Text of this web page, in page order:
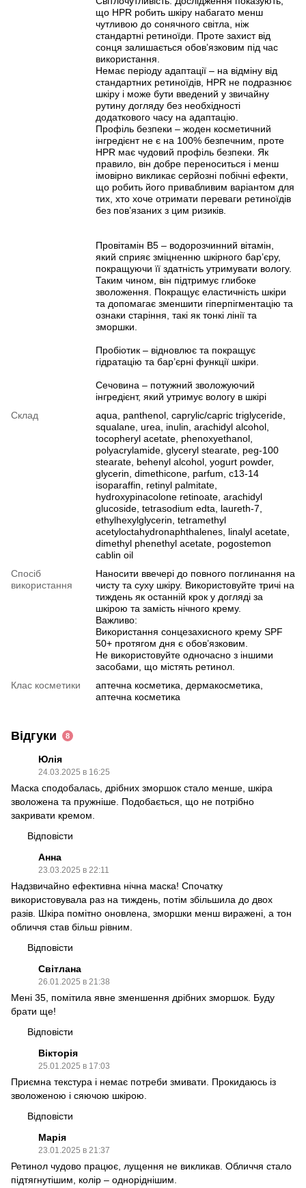
що HPR робить шкіру набагато менш
чутливою до сонячного світла, ніж
стандартні ретиноїди. Проте захист від
сонця залишається обов’язковим під час
використання.
Немає періоду адаптації – на відміну від
стандартних ретиноїдів, HPR не подразнює
шкіру і може бути введений у звичайну
рутину догляду без необхідності
додаткового часу на адаптацію.
Профіль безпеки – жоден косметичний
інгредієнт не є на 100% безпечним, проте
HPR має чудовий профіль безпеки. Як
правило, він добре переноситься і менш
імовірно викликає серйозні побічні ефекти,
що робить його привабливим варіантом для
тих, хто хоче отримати переваги ретиноїдів
без пов’язаних з цим ризиків.
Провітамін B5 – водорозчинний вітамін,
який сприяє зміцненню шкірного бар’єру,
покращуючи її здатність утримувати вологу.
Таким чином, він підтримує глибоке
зволоження. Покращує еластичність шкіри
та допомагає зменшити гіперпігментацію та
ознаки старіння, такі як тонкі лінії та
зморшки.
Пробіотик – відновлює та покращує
гідратацію та бар’єрні функції шкіри.
Сечовина – потужний зволожуючий
інгредієнт, який утримує вологу в шкірі
Склад
aqua, panthenol, caprylic/capric triglyceride,
squalane, urea, inulin, arachidyl alcohol,
tocopheryl acetate, phenoxyethanol,
polyacrylamide, glyceryl stearate, peg-100
stearate, behenyl alcohol, yogurt powder,
glycerin, dimethicone, parfum, c13-14
isoparaffin, retinyl palmitate,
hydroxypinacolone retinoate, arachidyl
glucoside, tetrasodium edta, laureth-7,
ethylhexylglycerin, tetramethyl
acetyloctahydronaphthalenes, linalyl acetate,
dimethyl phenethyl acetate, pogostemon
cablin oil
Спосіб
використання
Наносити ввечері до повного поглинання на
чисту та суху шкіру. Використовуйте тричі на
тиждень як останній крок у догляді за
шкірою та замість нічного крему.
Важливо:
Використання сонцезахисного крему SPF
50+ протягом дня є обов’язковим.
Не використовуйте одночасно з іншими
засобами, що містять ретинол.
Клас косметики
аптечна косметика, дермакосметика,
аптечна косметика
Відгуки 8
Юлія
24.03.2025 в 16:25
Маска сподобалась, дрібних зморшок стало менше, шкіра
зволожена та пружніше. Подобається, що не потрібно
закривати кремом.
Відповісти
Анна
23.03.2025 в 22:11
Надзвичайно ефективна нічна маска! Спочатку
використовувала раз на тиждень, потім збільшила до двох
разів. Шкіра помітно оновлена, зморшки менш виражені, а тон
обличчя став більш рівним.
Відповісти
Світлана
26.01.2025 в 21:38
Мені 35, помітила явне зменшення дрібних зморшок. Буду
брати ще!
Відповісти
Вікторія
25.01.2025 в 17:03
Приємна текстура і немає потреби змивати. Прокидаюсь із
зволоженою і сяючою шкірою.
Відповісти
Марія
23.01.2025 в 21:37
Ретинол чудово працює, лущення не викликав. Обличчя стало
підтягнутішим, колір – одноріднішим.